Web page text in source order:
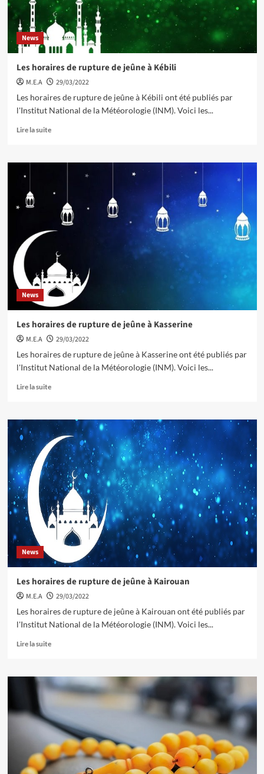
News
Les horaires de rupture de jeûne à Kébili
M.E.A
29/03/2022
Les horaires de rupture de jeûne à Kébili ont été publiés par
l'Institut National de la Météorologie (INM). Voici les...
Lire la suite
News
Les horaires de rupture de jeûne à Kasserine
M.E.A
29/03/2022
Les horaires de rupture de jeûne à Kasserine ont été publiés par
l'Institut National de la Météorologie (INM). Voici les...
Lire la suite
News
Les horaires de rupture de jeûne à Kairouan
M.E.A
29/03/2022
Les horaires de rupture de jeûne à Kairouan ont été publiés par
l'Institut National de la Météorologie (INM). Voici les...
Lire la suite